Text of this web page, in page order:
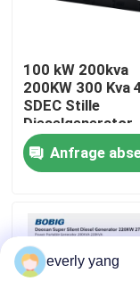
Fordern Sie ein
Cummins-
Perkins Diesel
Dieselgenerator
100 kW 200kva
200KW 300 Kva
SDEC Stille
Dieselgenerator
300kw 400kva
GensetAnfrage
everly yang